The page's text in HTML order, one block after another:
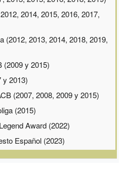
2014, 2015, 2016, 2017,
(2012, 2013, 2014, 2018, 2019,
(2009 y 2015)
y 2013)
(2007, 2008, 2009 y 2015)
(2015)
Award (2022)
Español (2023)